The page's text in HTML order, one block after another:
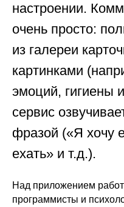
настроении.
очень просто:
из галереи
картинками
эмоций, гигиены
сервис
фразой («Я хочу
ехать» и т.д.).
Над приложением
программисты и